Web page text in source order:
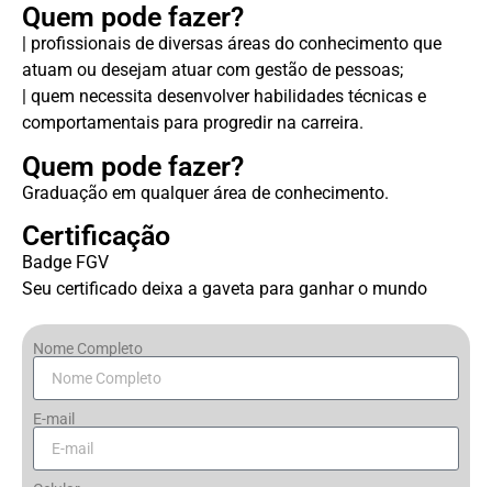
Quem pode fazer?
| profissionais de diversas áreas do conhecimento que
atuam ou desejam atuar com gestão de pessoas;
| quem necessita desenvolver habilidades técnicas e
comportamentais para progredir na carreira.
Quem pode fazer?
Graduação em qualquer área de conhecimento.
Certificação
Badge FGV
Seu certificado deixa a gaveta para ganhar o mundo
Nome Completo
E-mail